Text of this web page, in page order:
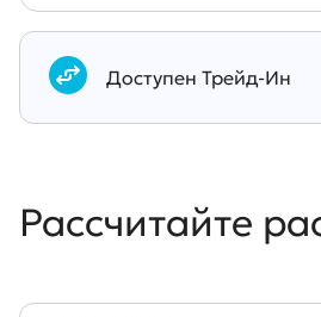
Документы
Доступен Трейд-Ин
Рассчитайте